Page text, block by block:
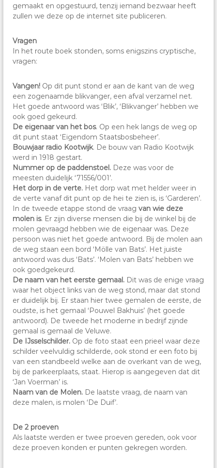
gemaakt en opgestuurd, tenzij iemand bezwaar heeft
zullen we deze op de internet site publiceren.
Vragen
In het route boek stonden, soms enigszins cryptische,
vragen:
Vangen! Op dit punt stond er aan de kant van de weg
een zogenaamde blikvanger, een afval verzamel net.
Het goede antwoord was ‘Blik’, ‘Blikvanger’ hebben we
ook goed gekeurd.
De eigenaar van het bos. Op een hek langs de weg op
dit punt staat ‘Eigendom Staatsbosbeheer’.
Bouwjaar radio Kootwijk. De bouw van Radio Kootwijk
werd in 1918 gestart.
Nummer op de paddenstoel. Deze was voor de
meesten duidelijk ‘71556/001’.
Het dorp in de verte. Het dorp wat met helder weer in
de verte vanaf dit punt op de hei te zien is, is ‘Garderen’.
In de tweede etappe stond de vraagvan wie deze
molen is. Er zijn diverse mensen die bij de winkel bij de
molen gevraagd hebben wie de eigenaar was. Deze
persoon was niet het goede antwoord. Bij de molen aan
de weg staan een bord ‘Mölle van Bats’. Het juiste
antwoord was dus ‘Bats’. ‘Molen van Bats’ hebben we
ook goedgekeurd.
De naam van het eerste gemaal. Dit was de enige vraag
waar het object links van de weg stond, maar dat stond
er duidelijk bij. Er staan hier twee gemalen de eerste, de
oudste, is het gemaal ‘Pouwel Bakhuis’ (het goede
antwoord). De tweede het moderne in bedrijf zijnde
gemaal is gemaal de Veluwe.
De IJsselschilder. Op de foto staat een prieel waar deze
schilder veelvuldig schilderde, ook stond er een foto bij
van een standbeeld welke aan de overkant van de weg,
bij de parkeerplaats, staat. Hierop is aangegeven dat dit
‘Jan Voerman’ is.
Naam van de Molen. De laatste vraag, de naam van
deze malen, is molen ‘De Duif’.
De 2 proeven
Als laatste werden er twee proeven gereden, ook voor
deze proeven konden er punten gekregen worden.